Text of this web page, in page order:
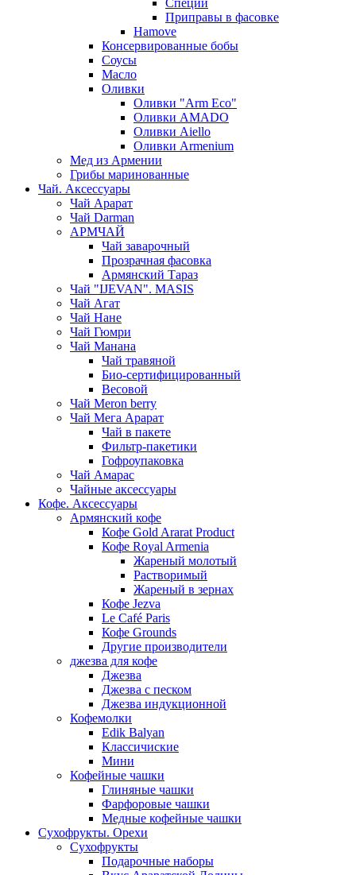
Специи
Приправы в фасовке
Hamove
Консервированные бобы
Соусы
Масло
Оливки
Оливки "Arm Eco"
Оливки AMADO
Оливки Aiello
Оливки Armenium
Мед из Армении
Грибы маринованные
Чай. Аксессуары
Чай Арарат
Чай Darman
АРМЧАЙ
Чай заварочный
Прозрачная фасовка
Армянский Тараз
Чай "IJEVAN". MASIS
Чай Агат
Чай Нане
Чай Гюмри
Чай Манана
Чай травяной
Био-сертифицированный
Весовой
Чай Meron berry
Чай Мега Арарат
Чай в пакете
Фильтр-пакетики
Гофроупаковка
Чай Амарас
Чайные аксессуары
Кофе. Аксессуары
Армянский кофе
Кофе Gold Ararat Product
Кофе Royal Armenia
Жареный молотый
Растворимый
Жареный в зернах
Кофе Jezva
Le Café Paris
Кофе Grounds
Другие производители
джезва для кофе
Джезва
Джезва с песком
Джезва индукционной
Кофемолки
Edik Balyan
Классичиские
Мини
Кофейные чашки
Глиняные чашки
Фарфоровые чашки
Медные кофейные чашки
Сухофрукты. Орехи
Сухофрукты
Подарочные наборы